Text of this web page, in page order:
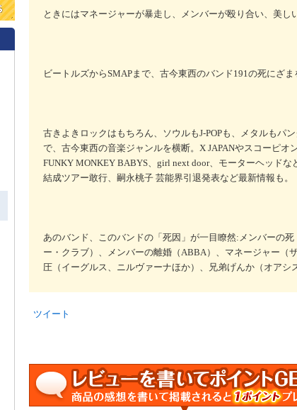
ときにはマネージャーが暴走し、メンバーが殴り合い、美し
ビートルズからSMAPまで、古今東西のバンド191の死にざ
古きよきロックはもちろん、ソウルもJ-POPも、メタルもパ
で、古今東西の音楽ジャンルを横断。X JAPANやスコーピオ
FUNKY MONKEY BABYS、girl next door、モーターヘッド
結成ツアー敢行、嗣永桃子 芸能界引退発表など最新情報も。
あのバンド、このバンドの「死因」が一目瞭然:メンバーの
ー・クラブ）、メンバーの離婚（ABBA）、マネージャー（
圧（イーグルス、ニルヴァーナほか）、兄弟げんか（オア
ツイート